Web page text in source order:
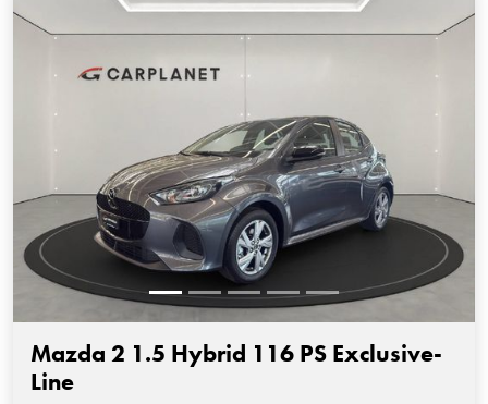
Mazda 2 1.5 Hybrid 116 PS Exclusive-
Line